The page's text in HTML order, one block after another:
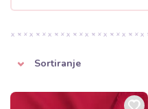
Sortiranje